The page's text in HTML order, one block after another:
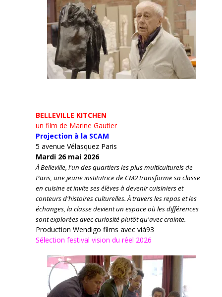
BELLEVILLE KITCHEN
un film de Marine Gautier
Projection à la SCAM
5 avenue Vélasquez Paris
Mardi 26 mai 2026
À Belleville, l'un des quartiers les plus multiculturels de
Paris, une jeune institutrice de CM2 transforme sa classe
en cuisine et invite ses élèves à devenir cuisiniers et
conteurs d'histoires culturelles.À travers les repas et les
échanges, la classe devient un espace où les différences
sont explorées avec curiosité plutôt qu'avec crainte.
Production Wendigo films avec vià93
Sélection festival vision du réel 2026